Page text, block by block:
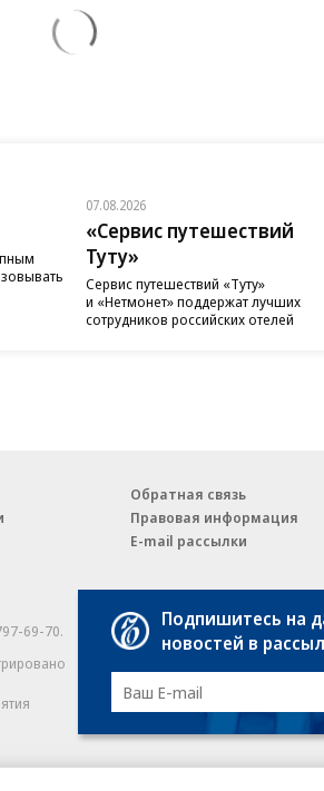
07.08.2026
«Сервис путешествий
Туту»
Сервис путешествий «Туту»
и «Нетмонет» поддержат лучших
сотрудников российских отелей
Обратная связь
Правовая информация
E-mail рассылки
69-70.
Партнерские проекты/
«Промо» и «Официальное
На kommersant.ru
Подпишитесь на
новостей в